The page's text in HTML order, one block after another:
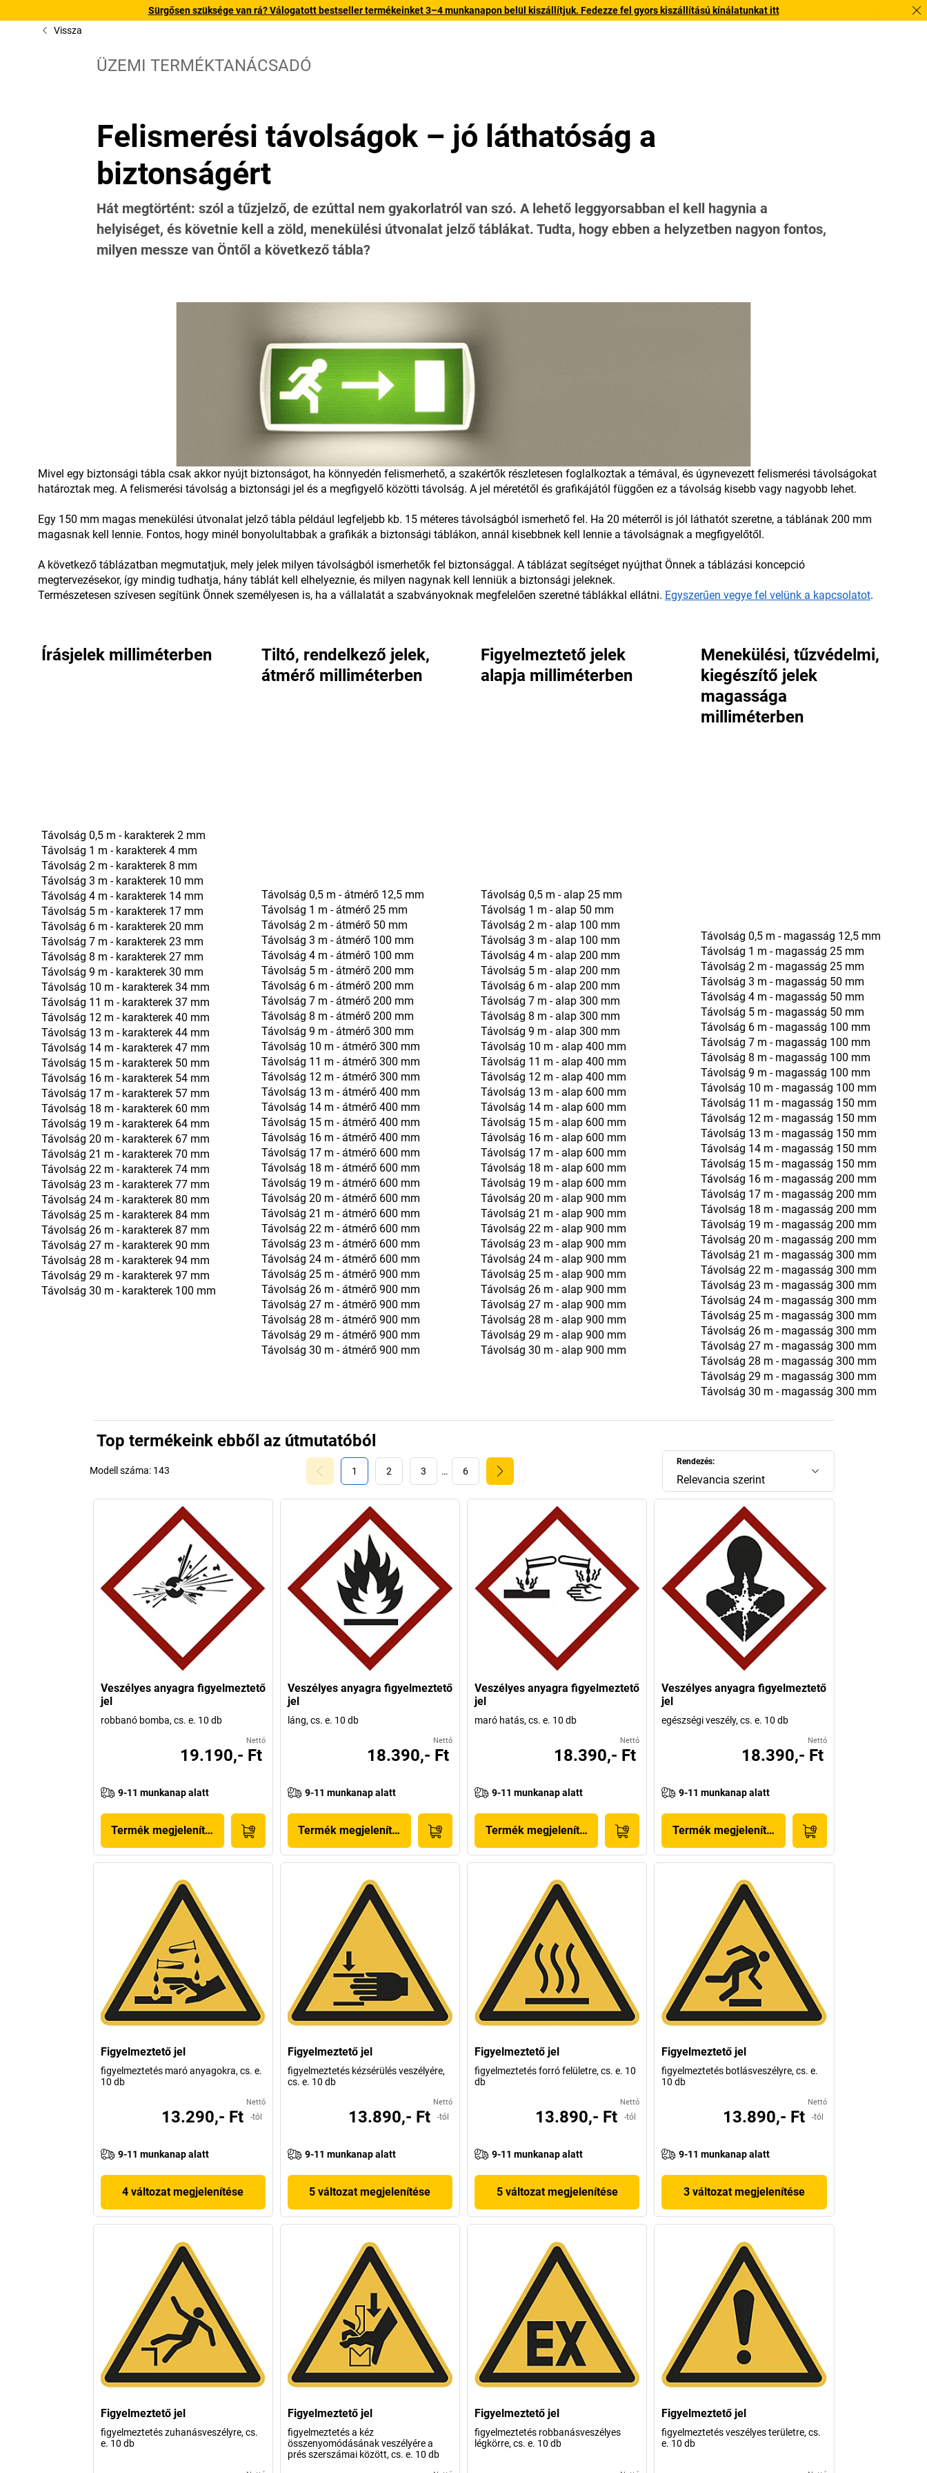
Sürgősen szüksége van rá? Válogatott bestseller termékeinket 3–4 munkanapon belül kiszállítjuk. Fedezze fel gyors kiszállítású kínálatunkat itt
Vissza
ÜZEMI TERMÉKTANÁCSADÓ
Felismerési távolságok – jó láthatóság a
biztonságért
Hát megtörtént: szól a tűzjelző, de ezúttal nem gyakorlatról van szó. A lehető leggyorsabban el kell hagynia a
helyiséget, és követnie kell a zöld, menekülési útvonalat jelző táblákat. Tudta, hogy ebben a helyzetben nagyon fontos,
milyen messze van Öntől a következő tábla?
Mivel egy biztonsági tábla csak akkor nyújt biztonságot, ha könnyedén felismerhető, a szakértők részletesen foglalkoztak a témával, és úgynevezett felismerési távolságokat
határoztak meg. A felismerési távolság a biztonsági jel és a megfigyelő közötti távolság. A jel méretétől és grafikájától függően ez a távolság kisebb vagy nagyobb lehet.
Egy 150 mm magas menekülési útvonalat jelző tábla például legfeljebb kb. 15 méteres távolságból ismerhető fel. Ha 20 méterről is jól láthatót szeretne, a táblának 200 mm
magasnak kell lennie. Fontos, hogy minél bonyolultabbak a grafikák a biztonsági táblákon, annál kisebbnek kell lennie a távolságnak a megfigyelőtől.
A következő táblázatban megmutatjuk, mely jelek milyen távolságból ismerhetők fel biztonsággal. A táblázat segítséget nyújthat Önnek a táblázási koncepció
megtervezésekor, így mindig tudhatja, hány táblát kell elhelyeznie, és milyen nagynak kell lenniük a biztonsági jeleknek.
Természetesen szívesen segítünk Önnek személyesen is, ha a vállalatát a szabványoknak megfelelően szeretné táblákkal ellátni. Egyszerűen vegye fel velünk a kapcsolatot.
Írásjelek milliméterben
Távolság 0,5 m - karakterek 2 mm
Távolság 1 m - karakterek 4 mm
Távolság 2 m - karakterek 8 mm
Távolság 3 m - karakterek 10 mm
Távolság 4 m - karakterek 14 mm
Távolság 5 m - karakterek 17 mm
Távolság 6 m - karakterek 20 mm
Távolság 7 m - karakterek 23 mm
Távolság 8 m - karakterek 27 mm
Távolság 9 m - karakterek 30 mm
Távolság 10 m - karakterek 34 mm
Távolság 11 m - karakterek 37 mm
Távolság 12 m - karakterek 40 mm
Távolság 13 m - karakterek 44 mm
Távolság 14 m - karakterek 47 mm
Távolság 15 m - karakterek 50 mm
Távolság 16 m - karakterek 54 mm
Távolság 17 m - karakterek 57 mm
Távolság 18 m - karakterek 60 mm
Távolság 19 m - karakterek 64 mm
Távolság 20 m - karakterek 67 mm
Távolság 21 m - karakterek 70 mm
Távolság 22 m - karakterek 74 mm
Távolság 23 m - karakterek 77 mm
Távolság 24 m - karakterek 80 mm
Távolság 25 m - karakterek 84 mm
Távolság 26 m - karakterek 87 mm
Távolság 27 m - karakterek 90 mm
Távolság 28 m - karakterek 94 mm
Távolság 29 m - karakterek 97 mm
Távolság 30 m - karakterek 100 mm
Tiltó, rendelkező jelek,
átmérő milliméterben
Távolság 0,5 m - átmérő 12,5 mm
Távolság 1 m - átmérő 25 mm
Távolság 2 m - átmérő 50 mm
Távolság 3 m - átmérő 100 mm
Távolság 4 m - átmérő 100 mm
Távolság 5 m - átmérő 200 mm
Távolság 6 m - átmérő 200 mm
Távolság 7 m - átmérő 200 mm
Távolság 8 m - átmérő 200 mm
Távolság 9 m - átmérő 300 mm
Távolság 10 m - átmérő 300 mm
Távolság 11 m - átmérő 300 mm
Távolság 12 m - átmérő 300 mm
Távolság 13 m - átmérő 400 mm
Távolság 14 m - átmérő 400 mm
Távolság 15 m - átmérő 400 mm
Távolság 16 m - átmérő 400 mm
Távolság 17 m - átmérő 600 mm
Távolság 18 m - átmérő 600 mm
Távolság 19 m - átmérő 600 mm
Távolság 20 m - átmérő 600 mm
Távolság 21 m - átmérő 600 mm
Távolság 22 m - átmérő 600 mm
Távolság 23 m - átmérő 600 mm
Távolság 24 m - átmérő 600 mm
Távolság 25 m - átmérő 900 mm
Távolság 26 m - átmérő 900 mm
Távolság 27 m - átmérő 900 mm
Távolság 28 m - átmérő 900 mm
Távolság 29 m - átmérő 900 mm
Távolság 30 m - átmérő 900 mm
Figyelmeztető jelek
alapja milliméterben
Távolság 0,5 m - alap 25 mm
Távolság 1 m - alap 50 mm
Távolság 2 m - alap 100 mm
Távolság 3 m - alap 100 mm
Távolság 4 m - alap 200 mm
Távolság 5 m - alap 200 mm
Távolság 6 m - alap 200 mm
Távolság 7 m - alap 300 mm
Távolság 8 m - alap 300 mm
Távolság 9 m - alap 300 mm
Távolság 10 m - alap 400 mm
Távolság 11 m - alap 400 mm
Távolság 12 m - alap 400 mm
Távolság 13 m - alap 600 mm
Távolság 14 m - alap 600 mm
Távolság 15 m - alap 600 mm
Távolság 16 m - alap 600 mm
Távolság 17 m - alap 600 mm
Távolság 18 m - alap 600 mm
Távolság 19 m - alap 600 mm
Távolság 20 m - alap 900 mm
Távolság 21 m - alap 900 mm
Távolság 22 m - alap 900 mm
Távolság 23 m - alap 900 mm
Távolság 24 m - alap 900 mm
Távolság 25 m - alap 900 mm
Távolság 26 m - alap 900 mm
Távolság 27 m - alap 900 mm
Távolság 28 m - alap 900 mm
Távolság 29 m - alap 900 mm
Távolság 30 m - alap 900 mm
Menekülési, tűzvédelmi,
kiegészítő jelek
magassága
milliméterben
Távolság 0,5 m - magasság 12,5 mm
Távolság 1 m - magasság 25 mm
Távolság 2 m - magasság 25 mm
Távolság 3 m - magasság 50 mm
Távolság 4 m - magasság 50 mm
Távolság 5 m - magasság 50 mm
Távolság 6 m - magasság 100 mm
Távolság 7 m - magasság 100 mm
Távolság 8 m - magasság 100 mm
Távolság 9 m - magasság 100 mm
Távolság 10 m - magasság 100 mm
Távolság 11 m - magasság 150 mm
Távolság 12 m - magasság 150 mm
Távolság 13 m - magasság 150 mm
Távolság 14 m - magasság 150 mm
Távolság 15 m - magasság 150 mm
Távolság 16 m - magasság 200 mm
Távolság 17 m - magasság 200 mm
Távolság 18 m - magasság 200 mm
Távolság 19 m - magasság 200 mm
Távolság 20 m - magasság 200 mm
Távolság 21 m - magasság 300 mm
Távolság 22 m - magasság 300 mm
Távolság 23 m - magasság 300 mm
Távolság 24 m - magasság 300 mm
Távolság 25 m - magasság 300 mm
Távolság 26 m - magasság 300 mm
Távolság 27 m - magasság 300 mm
Távolság 28 m - magasság 300 mm
Távolság 29 m - magasság 300 mm
Távolság 30 m - magasság 300 mm
Top termékeink ebből az útmutatóból
Rendezés:
Relevancia szerint
1 2 3 … 6
Modell száma: 143
Veszélyes anyagra figyelmeztető
jel
robbanó bomba, cs. e. 10 db
Nettó
19.190,- Ft
9-11 munkanap alatt
Termék megjelenítése
Veszélyes anyagra figyelmeztető
jel
láng, cs. e. 10 db
Nettó
18.390,- Ft
9-11 munkanap alatt
Termék megjelenítése
Veszélyes anyagra figyelmeztető
jel
maró hatás, cs. e. 10 db
Nettó
18.390,- Ft
9-11 munkanap alatt
Termék megjelenítése
Veszélyes anyagra figyelmeztető
jel
egészségi veszély, cs. e. 10 db
Nettó
18.390,- Ft
9-11 munkanap alatt
Termék megjelenítése
Figyelmeztető jel
figyelmeztetés maró anyagokra, cs. e.
10 db
Nettó
13.290,- Ft -tól
9-11 munkanap alatt
4 változat megjelenítése
Figyelmeztető jel
figyelmeztetés kézsérülés veszélyére,
cs. e. 10 db
Nettó
13.890,- Ft -tól
9-11 munkanap alatt
5 változat megjelenítése
Figyelmeztető jel
figyelmeztetés forró felületre, cs. e. 10
db
Nettó
13.890,- Ft -tól
9-11 munkanap alatt
5 változat megjelenítése
Figyelmeztető jel
figyelmeztetés botlásveszélyre, cs. e.
10 db
Nettó
13.890,- Ft -tól
9-11 munkanap alatt
3 változat megjelenítése
Figyelmeztető jel
figyelmeztetés zuhanásveszélyre, cs.
e. 10 db
Figyelmeztető jel
figyelmeztetés a kéz
összenyomódásának veszélyére a
prés szerszámai között, cs. e. 10 db
Figyelmeztető jel
figyelmeztetés robbanásveszélyes
légkörre, cs. e. 10 db
Figyelmeztető jel
figyelmeztetés veszélyes területre, cs.
e. 10 db